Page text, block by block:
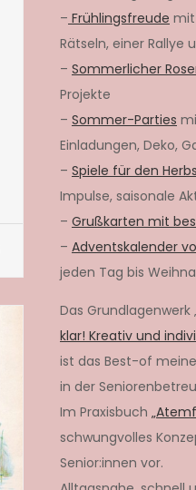
– Frühlingsfreude mit
Rätseln, einer Rallye
– Sommerlicher
Projekte
– Sommer-Parties
Einladungen, Deko,
– Spiele für den
Impulse, saisonale
– Grußkarten mit
– Adventskalender
jeden Tag bis
Das Grundlagenwerk
klar! Kreativ und
ist das Best-of
in der
Im Praxisbuch
schwungvolles
Senior:innen vor.